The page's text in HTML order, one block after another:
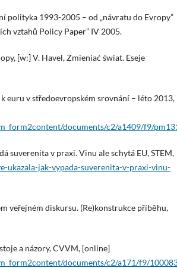
polityka 1993-2005 – od „návratu do Evropy”
vztahů Policy Paper” IV 2005.
[w:] V. Havel, Zmieniać świat. Eseje
euru v středoevropském srovnání – léto 2013,
documents/c2/a1409/f9/
suverenita v praxi. Vinu ale schytá EU, STEM,
ukazala-jak-vypada-suverenita-v-praxi-vinu-
veřejném diskursu. (Re)konstrukce příběhu,
a názory, CVVM, [online]
documents/c2/a171/f9/